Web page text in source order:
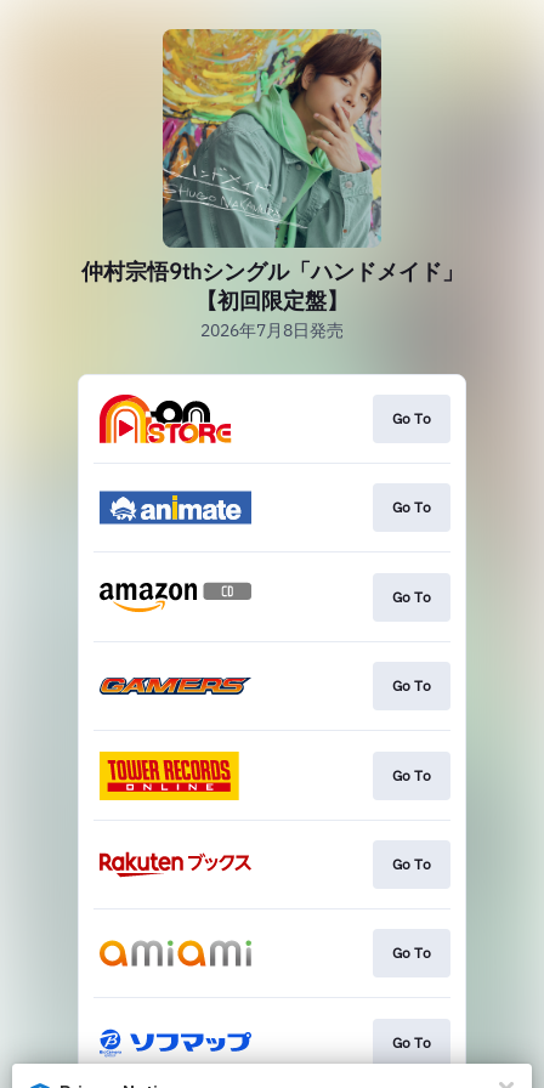
仲村宗悟9thシングル「ハンドメイド」
【初回限定盤】
2026年7月8日発売
Go To
Go To
Go To
Go To
Go To
Go To
Go To
Go To